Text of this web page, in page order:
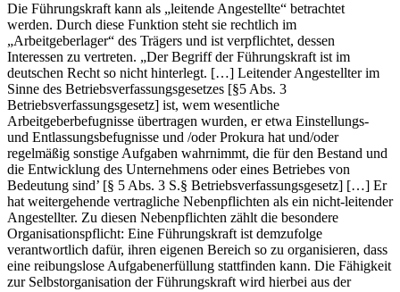
Die Führungskraft kann als „leitende Angestellte“ betrachtet
werden. Durch diese Funktion steht sie rechtlich im
„Arbeitgeberlager“ des Trägers und ist verpflichtet, dessen
Interessen zu vertreten. „Der Begriff der Führungskraft ist im
deutschen Recht so nicht hinterlegt. […] Leitender Angestellter im
Sinne des Betriebsverfassungsgesetzes [§5 Abs. 3
Betriebsverfassungsgesetz] ist, wem wesentliche
Arbeitgeberbefugnisse übertragen wurden, er etwa Einstellungs-
und Entlassungsbefugnisse und /oder Prokura hat und/oder
regelmäßig sonstige Aufgaben wahrnimmt, die für den Bestand und
die Entwicklung des Unternehmens oder eines Betriebes von
Bedeutung sind’ [§ 5 Abs. 3 S.§ Betriebsverfassungsgesetz] […] Er
hat weitergehende vertragliche Nebenpflichten als ein nicht-leitender
Angestellter. Zu diesen Nebenpflichten zählt die besondere
Organisationspflicht: Eine Führungskraft ist demzufolge
verantwortlich dafür, ihren eigenen Bereich so zu organisieren, dass
eine reibungslose Aufgabenerfüllung stattfinden kann. Die Fähigkeit
zur Selbstorganisation der Führungskraft wird hierbei aus der